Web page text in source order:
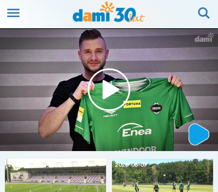
2026-08-07 2026-08-07